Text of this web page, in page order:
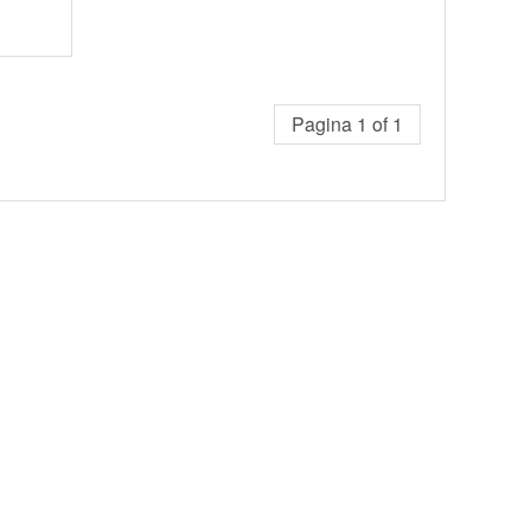
Pagina 1 of 1